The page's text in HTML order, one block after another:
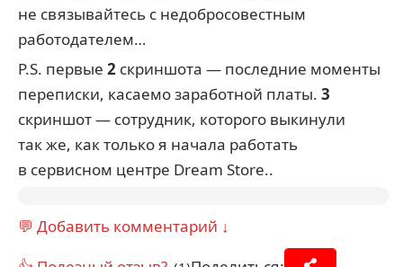
не связывайтесь с недобросовестным
работодателем…
P.S. первые 2 скриншота — последние моменты
переписки, касаемо заработной платы. 3
скриншот — сотрудник, которого выкинули
так же, как только я начала работать
в сервисном центре Dream Store..
💬 Добавить комментарий ↓